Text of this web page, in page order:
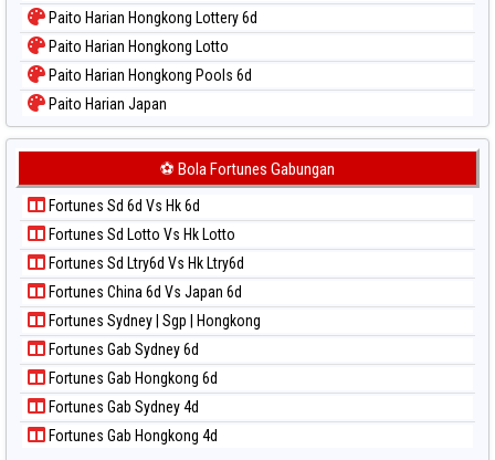
Paito Harian Hongkong Lottery 6d
Paito Harian Hongkong Lotto
Paito Harian Hongkong Pools 6d
Paito Harian Japan
Paito Harian Japan 6d
Paito Harian Korea
Paito Harian Kuda Lari
Paito Harian Magnum Cambodia
Paito Harian Nagoya
Paito Harian New York Midday
Paito Harian North Carolina Day
Paito Harian Pcso
Paito Harian Pennsylvania Day
Paito Harian Sao Paulo
Paito Harian Singapore
Paito Harian Sydney
⚽ Bola Fortunes Gabungan
Fortunes Sd 6d Vs Hk 6d
Fortunes Sd Lotto Vs Hk Lotto
Fortunes Sd Ltry6d Vs Hk Ltry6d
Fortunes China 6d Vs Japan 6d
Fortunes Sydney | Sgp | Hongkong
Fortunes Gab Sydney 6d
Fortunes Gab Hongkong 6d
Fortunes Gab Sydney 4d
Fortunes Gab Hongkong 4d